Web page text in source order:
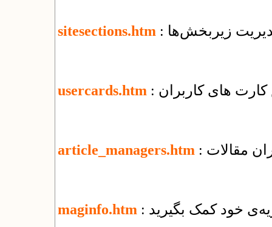
sitesections.htm زیربخش‌ها
usercards.htm های کاربران
article_managers.htm مقالات
maginfo.htm خود کمک بگیرید